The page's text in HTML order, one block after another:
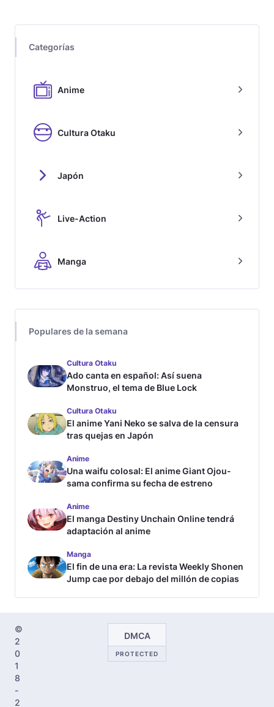
Categorías
Anime
Cultura Otaku
Japón
Live-Action
Manga
Populares de la semana
Cultura Otaku
Ado canta en español: Así suena
Monstruo, el tema de Blue Lock
Cultura Otaku
El anime Yani Neko se salva de la censura
tras quejas en Japón
Anime
Una waifu colosal: El anime Giant Ojou-
sama confirma su fecha de estreno
Anime
El manga Destiny Unchain Online tendrá
adaptación al anime
Manga
El fin de una era: La revista Weekly Shonen
Jump cae por debajo del millón de copias
©
2
0
1
8
-
2
DMCA
PROTECTED